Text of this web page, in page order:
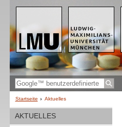
Startseite Aktuelles
AKTUELLES